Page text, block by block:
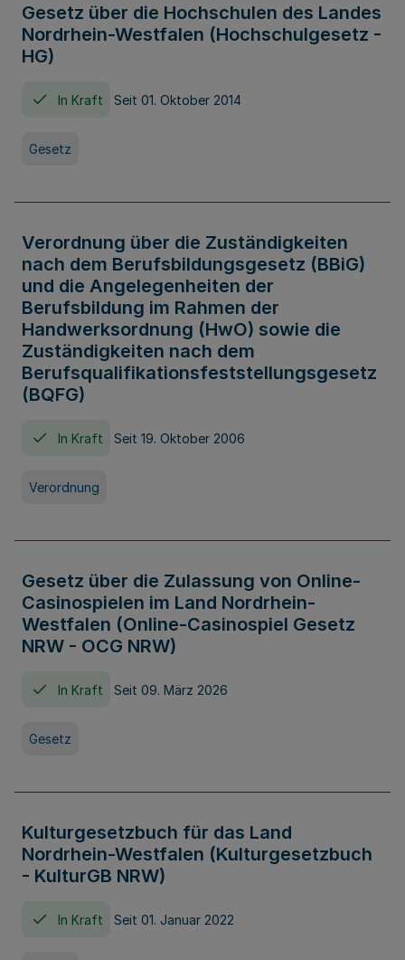
Gesetz über die Hochschulen des Landes
Nordrhein-Westfalen (Hochschulgesetz -
HG)
In Kraft Seit 01. Oktober 2014
Gesetz
Verordnung über die Zuständigkeiten
nach dem Berufsbildungsgesetz (BBiG)
und die Angelegenheiten der
Berufsbildung im Rahmen der
Handwerksordnung (HwO) sowie die
Zuständigkeiten nach dem
Berufsqualifikationsfeststellungsgesetz
(BQFG)
In Kraft Seit 19. Oktober 2006
Verordnung
Gesetz über die Zulassung von Online-
Casinospielen im Land Nordrhein-
Westfalen (Online-Casinospiel Gesetz
NRW - OCG NRW)
In Kraft Seit 09. März 2026
Gesetz
Kulturgesetzbuch für das Land
Nordrhein-Westfalen (Kulturgesetzbuch
- KulturGB NRW)
In Kraft Seit 01. Januar 2022